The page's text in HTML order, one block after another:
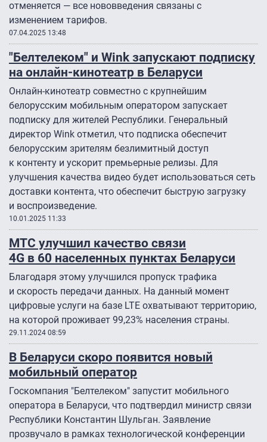
отменяется — все нововведения связаны с
изменением тарифов.
07.04.2025 13:48
"Белтелеком" и Wink запускают подписку
на онлайн-кинотеатр в Беларуси
Онлайн-кинотеатр совместно с крупнейшим
белорусским мобильным оператором запускает
подписку для жителей Республики. Генеральный
директор Wink отметил, что подписка обеспечит
белорусским зрителям безлимитный доступ
к контенту и ускорит премьерные релизы. Для
улучшения качества видео будет использоваться сеть
доставки контента, что обеспечит быструю загрузку
и воспроизведение.
10.01.2025 11:33
МТС улучшил качество связи
4G в 60 населенных пунктах Беларуси
Благодаря этому улучшился пропуск трафика
и скорость передачи данных. На данный момент
цифровые услуги на базе LTE охватывают территорию,
на которой проживает 99,23% населения страны.
29.11.2024 08:59
В Беларуси скоро появится новый
мобильный оператор
Госкомпания "Белтелеком" запустит мобильного
оператора в Беларуси, что подтвердил министр связи
Республики Константин Шульган. Заявление
прозвучало в рамках технологической конференции